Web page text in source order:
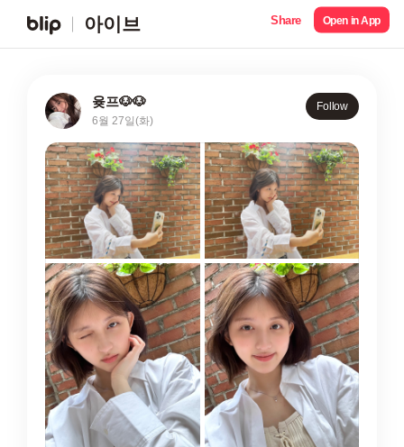
아이브 Share Open in App
윶프🐶🐶
6월 27일(화)
Follow